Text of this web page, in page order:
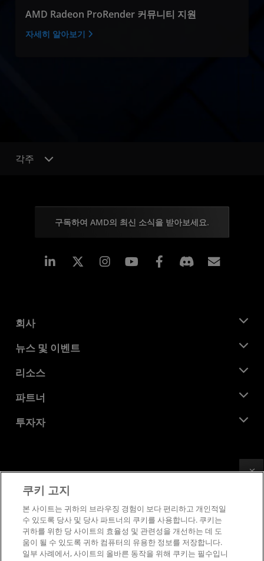
AMD Radeon ProRender 커뮤니티 지원
자세히 알아보기
각주
구독하여 AMD의 최신 소식을 받아보세요.
Linkedin Instagram Facebook
회사
AMD 소개
기업의 사회적 책임
채용
문의하기
뉴스 및 이벤트
뉴스룸
미디어 라이브러리
리소스
개발자 센트럴
사례 연구
파트너
AMD 파트너 허브
투자자
이사위원회
거버넌스 문서
SEC 신고서
상표
공급망 투명성
공정 및 공개 경쟁
영국 세금 전략
쿠키 고지
본 사이트는 귀하의 브라우징 경험이 보다 편리하고 개인적일
수 있도록 당사 및 당사 파트너의 쿠키를 사용합니다. 쿠키는
귀하를 위한 당 사이트의 효율성 및 관련성을 개선하는 데 도
움이 될 수 있도록 귀하 컴퓨터의 유용한 정보를 저장합니다.
일부 사례에서, 사이트의 올바른 동작을 위해 쿠키는 필수입니